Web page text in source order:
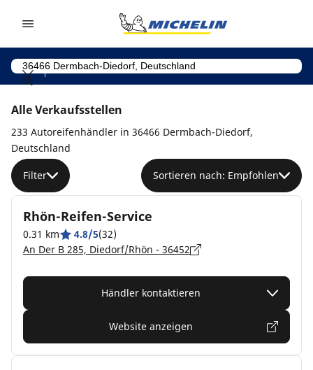
Alle Verkaufsstellen
233 Autoreifenhändler in 36466 Dermbach-Diedorf,
Deutschland
Filter Sortieren nach: Empfohlen
Rhön-Reifen-Service
0.31 km 4.8/5(32)
An Der B 285, Diedorf/Rhön - 36452
Händler kontaktieren
Website anzeigen